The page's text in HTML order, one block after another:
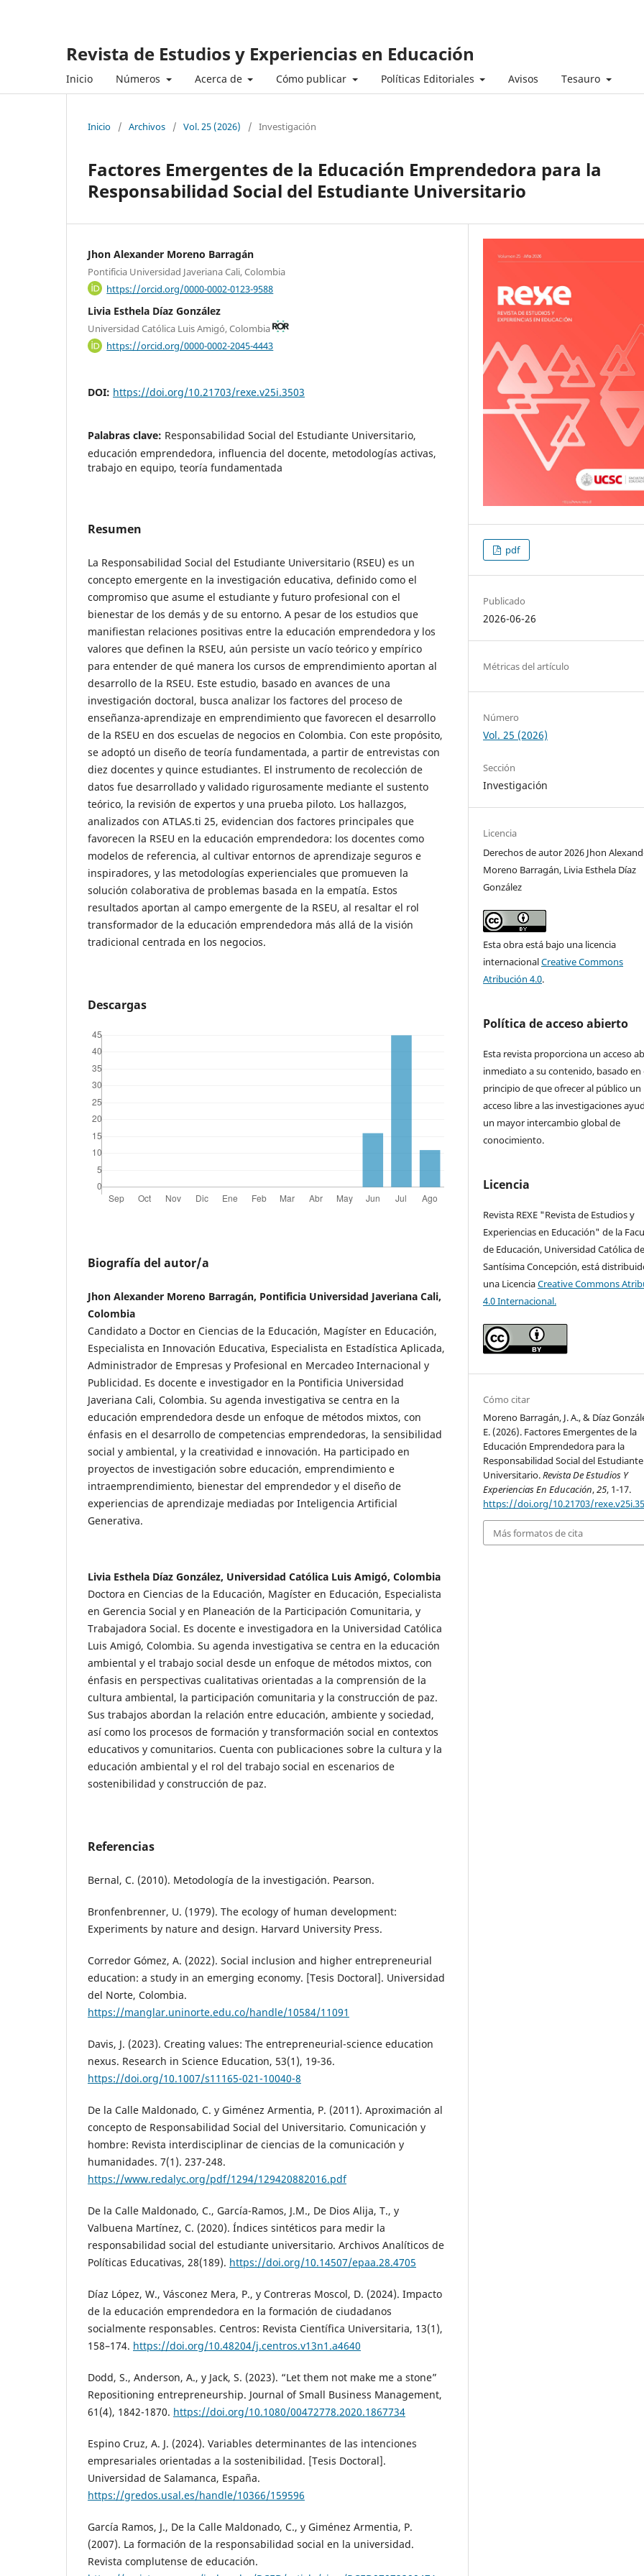
Revista de Estudios y Experiencias en Educación
Inicio Números Acerca de Cómo publicar Políticas Editoriales Avisos Tesauro
Inicio / Archivos / Vol. 25 (2026) / Investigación
Factores Emergentes de la Educación Emprendedora para la
Responsabilidad Social del Estudiante Universitario
Jhon Alexander Moreno Barragán
Pontificia Universidad Javeriana Cali, Colombia
https://orcid.org/0000-0002-0123-9588
Livia Esthela Díaz González
Universidad Católica Luis Amigó, Colombia
https://orcid.org/0000-0002-2045-4443
DOI: https://doi.org/10.21703/rexe.v25i.3503
Palabras clave: Responsabilidad Social del Estudiante Universitario,
educación emprendedora, influencia del docente, metodologías activas,
trabajo en equipo, teoría fundamentada
Resumen
La Responsabilidad Social del Estudiante Universitario (RSEU) es un
concepto emergente en la investigación educativa, definido como el
compromiso que asume el estudiante y futuro profesional con el
bienestar de los demás y de su entorno. A pesar de los estudios que
manifiestan relaciones positivas entre la educación emprendedora y los
valores que definen la RSEU, aún persiste un vacío teórico y empírico
para entender de qué manera los cursos de emprendimiento aportan al
desarrollo de la RSEU. Este estudio, basado en avances de una
investigación doctoral, busca analizar los factores del proceso de
enseñanza-aprendizaje en emprendimiento que favorecen el desarrollo
de la RSEU en dos escuelas de negocios en Colombia. Con este propósito,
se adoptó un diseño de teoría fundamentada, a partir de entrevistas con
diez docentes y quince estudiantes. El instrumento de recolección de
datos fue desarrollado y validado rigurosamente mediante el sustento
teórico, la revisión de expertos y una prueba piloto. Los hallazgos,
analizados con ATLAS.ti 25, evidencian dos factores principales que
favorecen la RSEU en la educación emprendedora: los docentes como
modelos de referencia, al cultivar entornos de aprendizaje seguros e
inspiradores, y las metodologías experienciales que promueven la
solución colaborativa de problemas basada en la empatía. Estos
resultados aportan al campo emergente de la RSEU, al resaltar el rol
transformador de la educación emprendedora más allá de la visión
tradicional centrada en los negocios.
Descargas
Biografía del autor/a
Jhon Alexander Moreno Barragán, Pontificia Universidad Javeriana Cali,
Colombia
Candidato a Doctor en Ciencias de la Educación, Magíster en Educación,
Especialista en Innovación Educativa, Especialista en Estadística Aplicada,
Administrador de Empresas y Profesional en Mercadeo Internacional y
Publicidad. Es docente e investigador en la Pontificia Universidad
Javeriana Cali, Colombia. Su agenda investigativa se centra en la
educación emprendedora desde un enfoque de métodos mixtos, con
énfasis en el desarrollo de competencias emprendedoras, la sensibilidad
social y ambiental, y la creatividad e innovación. Ha participado en
proyectos de investigación sobre educación, emprendimiento e
intraemprendimiento, bienestar del emprendedor y el diseño de
experiencias de aprendizaje mediadas por Inteligencia Artificial
Generativa.
Livia Esthela Díaz González, Universidad Católica Luis Amigó, Colombia
Doctora en Ciencias de la Educación, Magíster en Educación, Especialista
en Gerencia Social y en Planeación de la Participación Comunitaria, y
Trabajadora Social. Es docente e investigadora en la Universidad Católica
Luis Amigó, Colombia. Su agenda investigativa se centra en la educación
ambiental y el trabajo social desde un enfoque de métodos mixtos, con
énfasis en perspectivas cualitativas orientadas a la comprensión de la
cultura ambiental, la participación comunitaria y la construcción de paz.
Sus trabajos abordan la relación entre educación, ambiente y sociedad,
así como los procesos de formación y transformación social en contextos
educativos y comunitarios. Cuenta con publicaciones sobre la cultura y la
educación ambiental y el rol del trabajo social en escenarios de
sostenibilidad y construcción de paz.
Referencias
Bernal, C. (2010). Metodología de la investigación. Pearson.
Bronfenbrenner, U. (1979). The ecology of human development:
Experiments by nature and design. Harvard University Press.
Corredor Gómez, A. (2022). Social inclusion and higher entrepreneurial
education: a study in an emerging economy. [Tesis Doctoral]. Universidad
del Norte, Colombia.
https://manglar.uninorte.edu.co/handle/10584/11091
Davis, J. (2023). Creating values: The entrepreneurial-science education
nexus. Research in Science Education, 53(1), 19-36.
https://doi.org/10.1007/s11165-021-10040-8
De la Calle Maldonado, C. y Giménez Armentia, P. (2011). Aproximación al
concepto de Responsabilidad Social del Universitario. Comunicación y
hombre: Revista interdisciplinar de ciencias de la comunicación y
humanidades. 7(1). 237-248.
https://www.redalyc.org/pdf/1294/129420882016.pdf
De la Calle Maldonado, C., García-Ramos, J.M., De Dios Alija, T., y
Valbuena Martínez, C. (2020). Índices sintéticos para medir la
responsabilidad social del estudiante universitario. Archivos Analíticos de
Políticas Educativas, 28(189). https://doi.org/10.14507/epaa.28.4705
Díaz López, W., Vásconez Mera, P., y Contreras Moscol, D. (2024). Impacto
de la educación emprendedora en la formación de ciudadanos
socialmente responsables. Centros: Revista Científica Universitaria, 13(1),
158–174. https://doi.org/10.48204/j.centros.v13n1.a4640
Dodd, S., Anderson, A., y Jack, S. (2023). “Let them not make me a stone”
Repositioning entrepreneurship. Journal of Small Business Management,
61(4), 1842-1870. https://doi.org/10.1080/00472778.2020.1867734
Espino Cruz, A. J. (2024). Variables determinantes de las intenciones
empresariales orientadas a la sostenibilidad. [Tesis Doctoral].
Universidad de Salamanca, España.
https://gredos.usal.es/handle/10366/159596
García Ramos, J., De la Calle Maldonado, C., y Giménez Armentia, P.
(2007). La formación de la responsabilidad social en la universidad.
Revista complutense de educación.
pdf
Publicado
2026-06-26
Métricas del artículo
Número
Vol. 25 (2026)
Sección
Investigación
Licencia
Derechos de autor 2026 Jhon
Moreno Barragán, Livia Esthela Díaz
González
Esta obra está bajo una licencia
internacionalCreative Commons
Atribución 4.0.
Política de acceso abierto
Esta revista proporciona un acceso
inmediato a su contenido, basado en
principio de que ofrecer al público un
acceso libre a las investigaciones
un mayor intercambio global de
conocimiento.
Licencia
Revista REXE "Revista de Estudios y
Experiencias en Educación" de la
de Educación, Universidad Católica
Santísima Concepción, está
una LicenciaCreative Commons
4.0 Internacional.
Cómo citar
Moreno Barragán, J. A., & Díaz
E. (2026). Factores Emergentes de la
Educación Emprendedora para la
Responsabilidad Social del Estudiante
Universitario.Revista De Estudios Y
Experiencias En Educación,25, 1-17.
https://doi.org/10.21703/
Más formatos de cita